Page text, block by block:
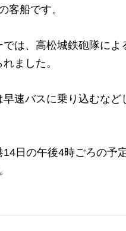
客船です。
は、高松城鉄砲隊によ
ました。
速バスに乗り込むなど
日の午後4時ごろの予